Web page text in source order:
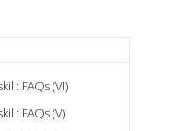
FAQs (VI)
FAQs (V)